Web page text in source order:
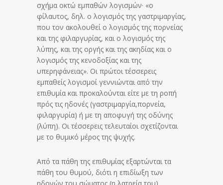
σχήμα οκτώ εμπαθών λογισμών· «ο
φίλαυτος, δηλ. ο λογισμός της γαστριμαργίας,
που τον ακολουθεί ο λογισμός της πορνείας
και της φιλαργυρίας, και ο λογισμός της
λύπης, και της οργής και της ακηδίας και ο
λογισμός της κενοδοξίας και της
υπερηφάνειας». Οι πρώτοι τέσσερεις
εμπαθείς λογισμοί γεννιώνται από την
επιθυμία και προκαλούνται είτε με τη ροπή
πρός τις ηδονές (γαστριμαργία,πορνεία,
φιλαργυρία) ή με τη αποφυγή της οδύνης
(λύπη). Οι τέσσερεις τελευταίοι σχετίζονται
με το θυμικό μέρος της ψυχής.
Από τα πάθη της επιθυμίας εξαρτώνται τα
πάθη του θυμού, διότι η επιδίωξη των